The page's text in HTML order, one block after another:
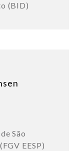
(BID)
São
EESP)